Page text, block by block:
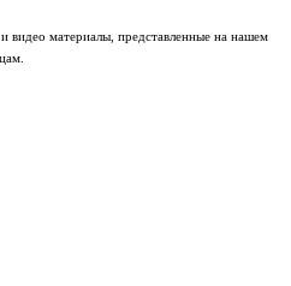
видео материалы, представленные на нашем